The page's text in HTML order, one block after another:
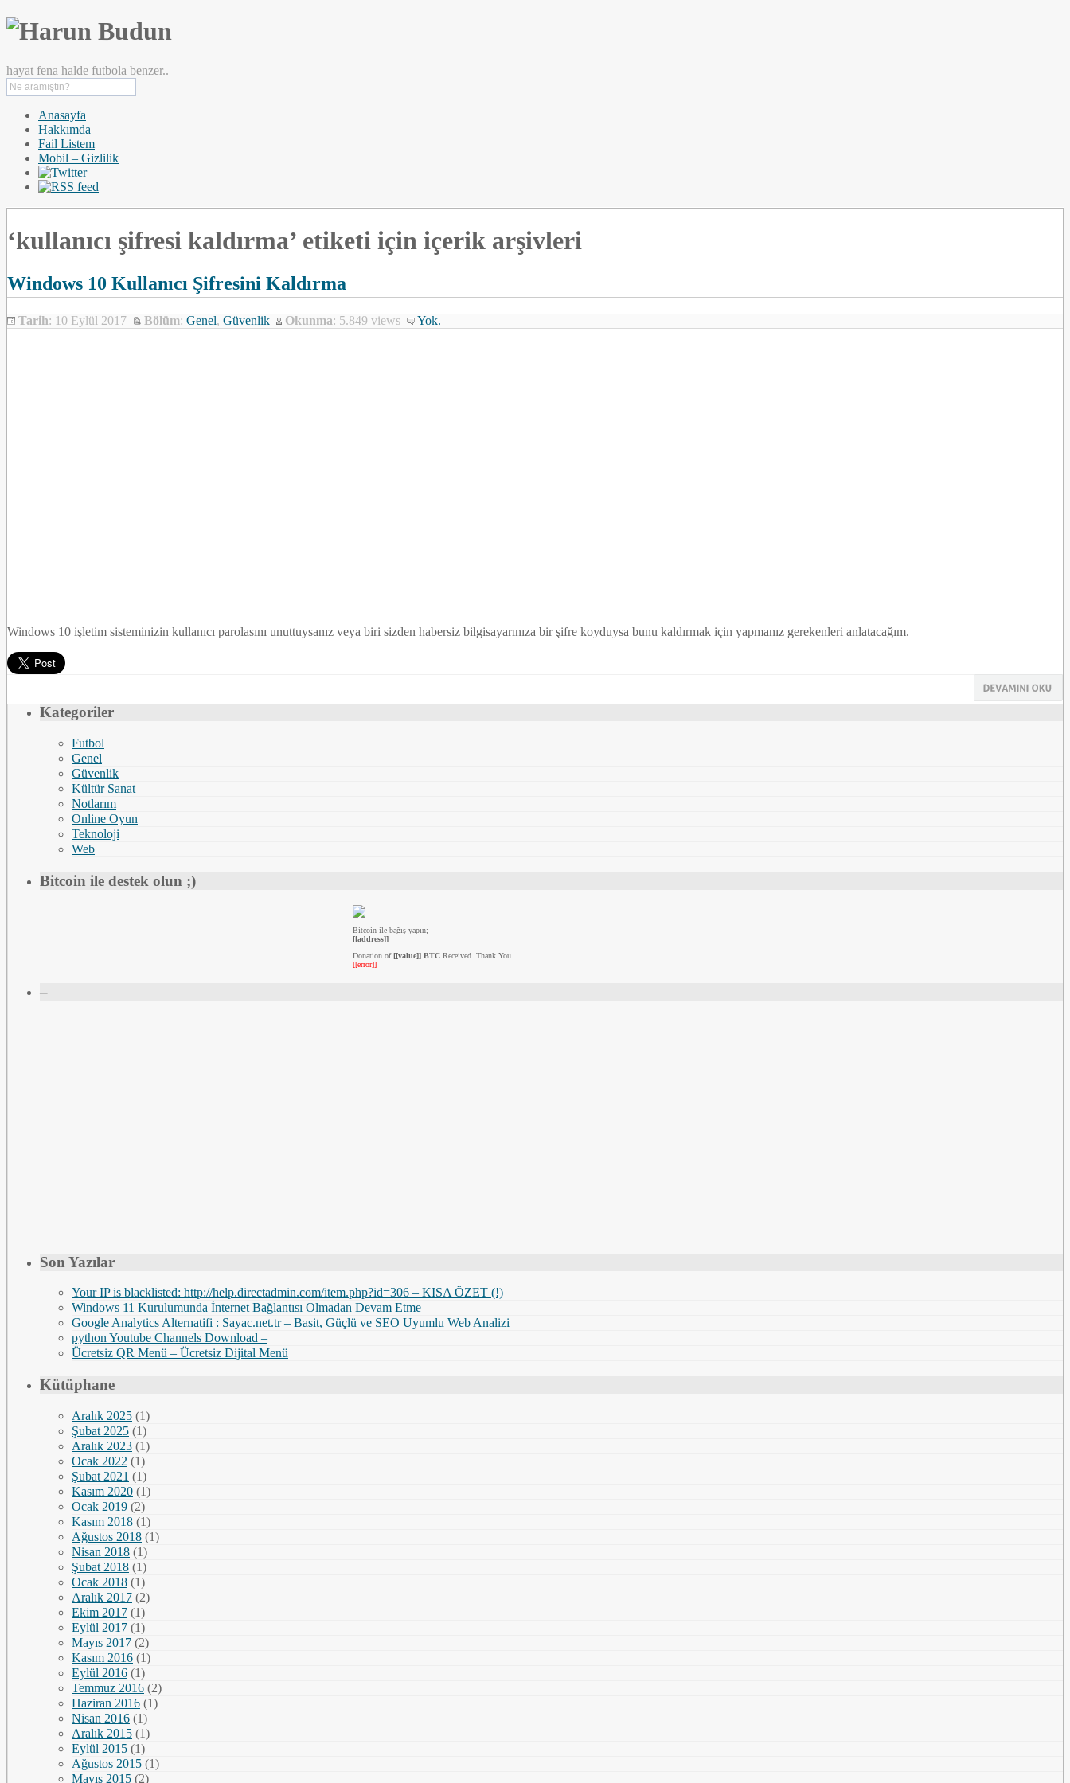
hayat fena halde futbola benzer..
Anasayfa
Hakkımda
Fail Listem
Mobil – Gizlilik
‘kullanıcı şifresi kaldırma’ etiketi için içerik arşivleri
Windows 10 Kullanıcı Şifresini Kaldırma
Tarih: 10 Eylül 2017 Bölüm: Genel, Güvenlik Okunma: 5.849 views Yok.
Windows 10 işletim sisteminizin kullanıcı parolasını unuttuysanız veya biri sizden habersiz bilgisayarınıza bir şifre koyduysa bunu kaldırmak için yapmanız gerekenleri anlatacağım.
Kategoriler
Futbol
Genel
Güvenlik
Kültür Sanat
Notlarım
Online Oyun
Teknoloji
Web
Bitcoin ile destek olun ;)
Bitcoin ile bağış yapın;
[[address]]
Donation of[[value]] BTCReceived. Thank You.
[[error]]
–
Son Yazılar
Your IP is blacklisted: http://help.directadmin.com/item.php?id=306 – KISA ÖZET (!)
Windows 11 Kurulumunda İnternet Bağlantısı Olmadan Devam Etme
Google Analytics Alternatifi : Sayac.net.tr – Basit, Güçlü ve SEO Uyumlu Web Analizi
python Youtube Channels Download –
Ücretsiz QR Menü – Ücretsiz Dijital Menü
Kütüphane
Aralık 2025 (1)
Şubat 2025 (1)
Aralık 2023 (1)
Ocak 2022 (1)
Şubat 2021 (1)
Kasım 2020 (1)
Ocak 2019 (2)
Kasım 2018 (1)
Ağustos 2018 (1)
Nisan 2018 (1)
Şubat 2018 (1)
Ocak 2018 (1)
Aralık 2017 (2)
Ekim 2017 (1)
Eylül 2017 (1)
Mayıs 2017 (2)
Kasım 2016 (1)
Eylül 2016 (1)
Temmuz 2016 (2)
Haziran 2016 (1)
Nisan 2016 (1)
Aralık 2015 (1)
Eylül 2015 (1)
Ağustos 2015 (1)
Mayıs 2015 (2)